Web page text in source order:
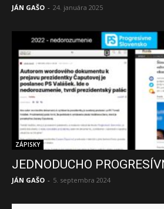
JÁN GAŠO - 24. januára 2025
ZÁPISKY
JEDNODUCHO
JÁN GAŠO - 5. septembra 2024